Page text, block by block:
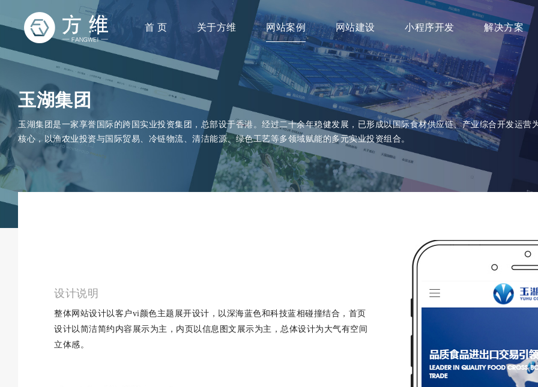
首 页 关于方维 网站案例 网站建设 小程序开发 解决方案
玉湖集团
玉湖集团是一家享誉国际的跨国实业投资集团，总部设于香港。经过二十余年稳健发展，已形成以国际食材供应链、产业综合开发运营
核心，以渔农业投资与国际贸易、冷链物流、清洁能源、绿色工艺等多领域赋能的多元实业投资组合。
设计说明
整体网站设计以客户vi颜色主题展开设计，以深海蓝色和科技蓝相碰撞结合，首页
设计以简洁简约内容展示为主，内页以信息图文展示为主，总体设计为大气有空间
立体感。